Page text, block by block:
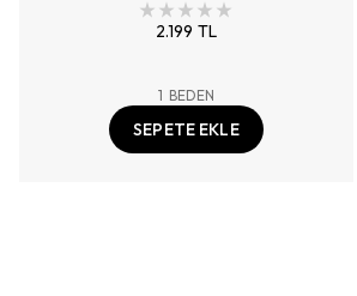
2.199 TL
1 BEDEN
SEPETE EKLE